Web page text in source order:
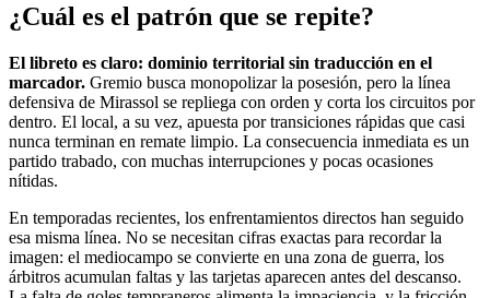
¿Cuál es el patrón que se repite?
El libreto es claro: dominio territorial sin traducción en el
marcador. Gremio busca monopolizar la posesión, pero la línea
defensiva de Mirassol se repliega con orden y corta los circuitos por
dentro. El local, a su vez, apuesta por transiciones rápidas que casi
nunca terminan en remate limpio. La consecuencia inmediata es un
partido trabado, con muchas interrupciones y pocas ocasiones
nítidas.
En temporadas recientes, los enfrentamientos directos han seguido
esa misma línea. No se necesitan cifras exactas para recordar la
imagen: el mediocampo se convierte en una zona de guerra, los
árbitros acumulan faltas y las tarjetas aparecen antes del descanso.